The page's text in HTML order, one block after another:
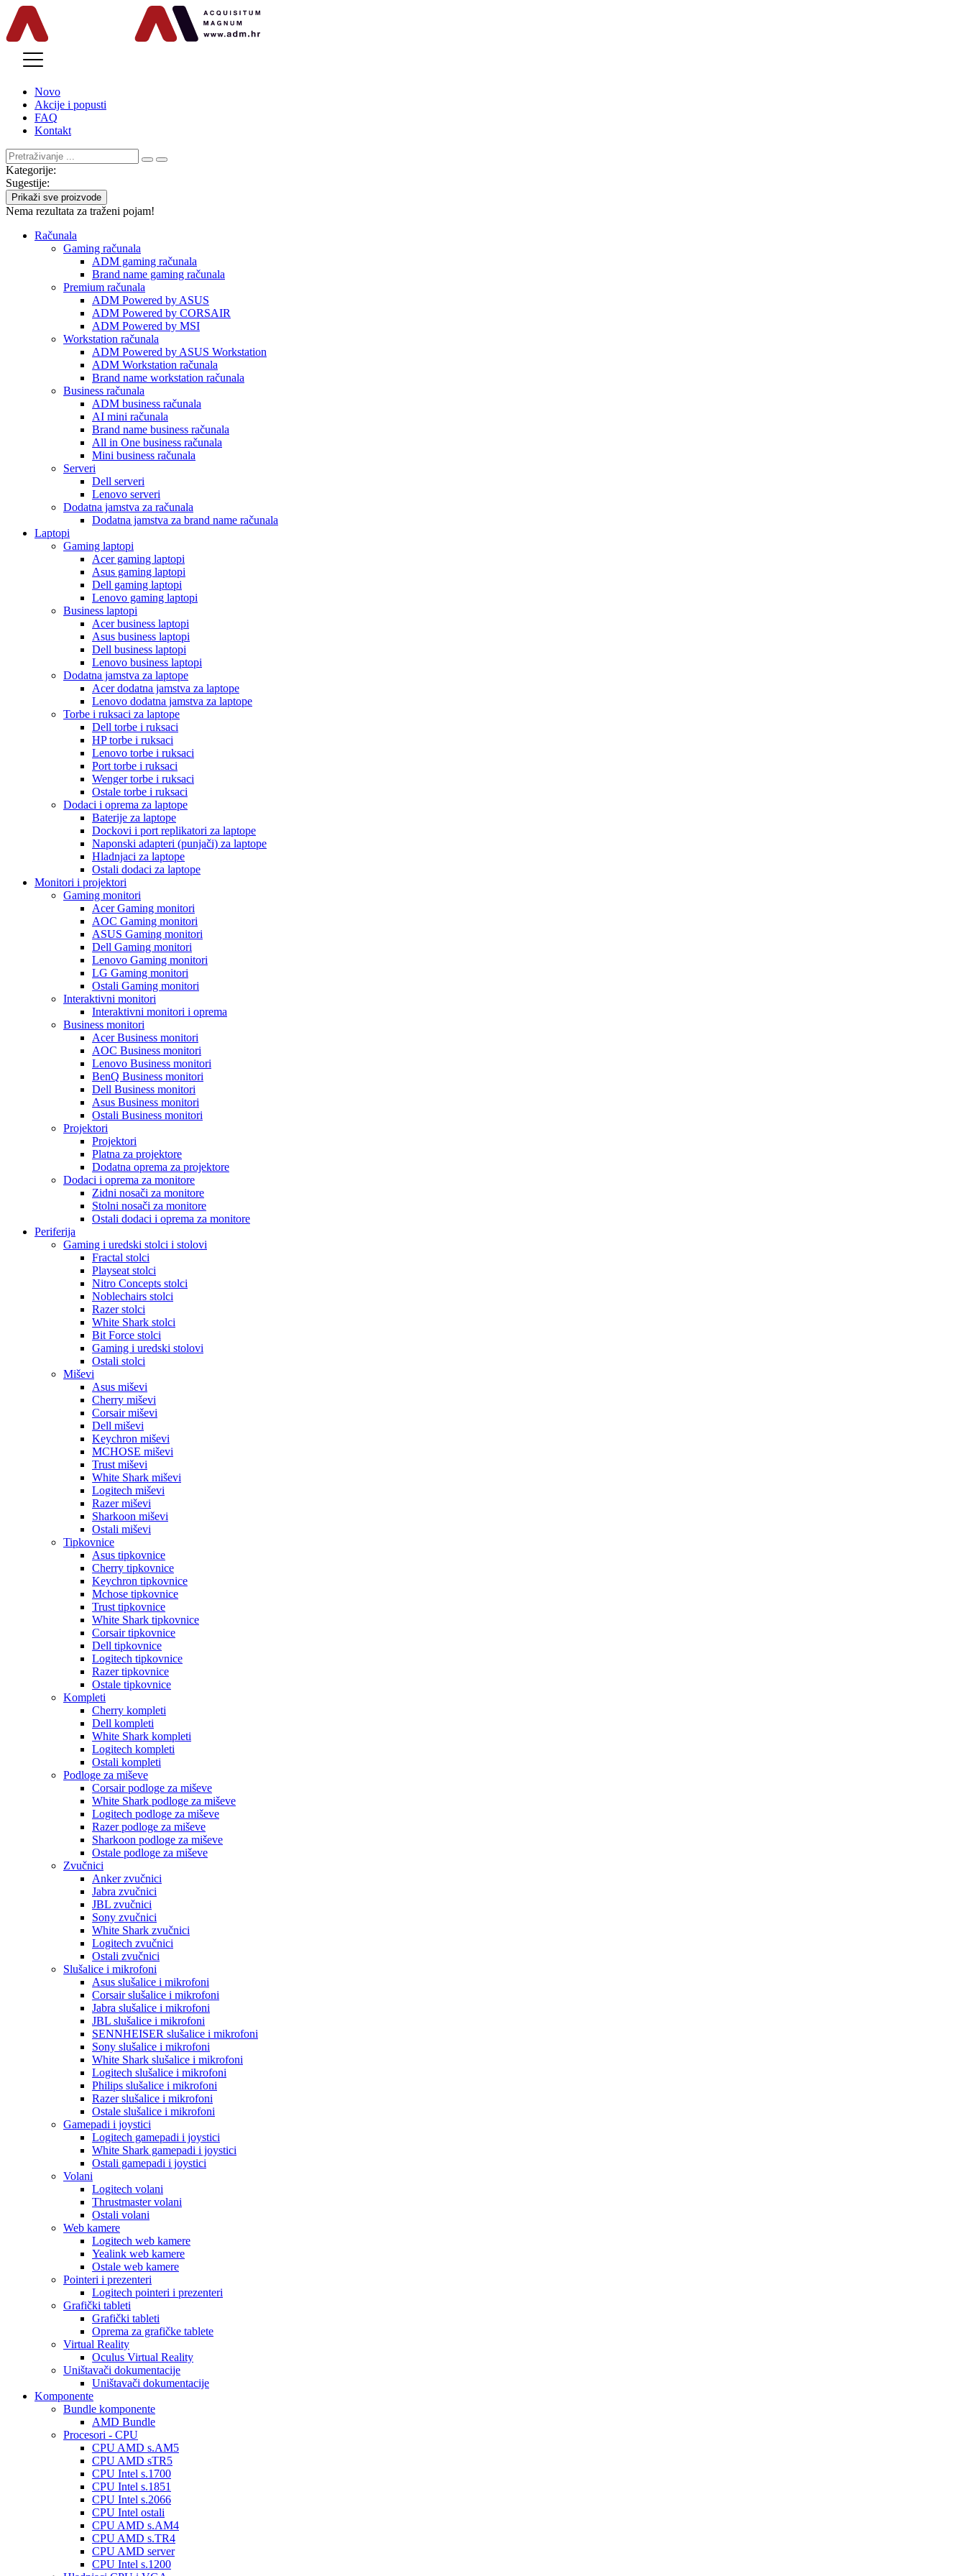
Novo
Akcije i popusti
FAQ
Kontakt
Kategorije:
Sugestije:
Prikaži sve proizvode
Nema rezultata za traženi pojam!
Računala
Gaming računala
ADM gaming računala
Brand name gaming računala
Premium računala
ADM Powered by ASUS
ADM Powered by CORSAIR
ADM Powered by MSI
Workstation računala
ADM Powered by ASUS Workstation
ADM Workstation računala
Brand name workstation računala
Business računala
ADM business računala
AI mini računala
Brand name business računala
All in One business računala
Mini business računala
Serveri
Dell serveri
Lenovo serveri
Dodatna jamstva za računala
Dodatna jamstva za brand name računala
Laptopi
Gaming laptopi
Acer gaming laptopi
Asus gaming laptopi
Dell gaming laptopi
Lenovo gaming laptopi
Business laptopi
Acer business laptopi
Asus business laptopi
Dell business laptopi
Lenovo business laptopi
Dodatna jamstva za laptope
Acer dodatna jamstva za laptope
Lenovo dodatna jamstva za laptope
Torbe i ruksaci za laptope
Dell torbe i ruksaci
HP torbe i ruksaci
Lenovo torbe i ruksaci
Port torbe i ruksaci
Wenger torbe i ruksaci
Ostale torbe i ruksaci
Dodaci i oprema za laptope
Baterije za laptope
Dockovi i port replikatori za laptope
Naponski adapteri (punjači) za laptope
Hladnjaci za laptope
Ostali dodaci za laptope
Monitori i projektori
Gaming monitori
Acer Gaming monitori
AOC Gaming monitori
ASUS Gaming monitori
Dell Gaming monitori
Lenovo Gaming monitori
LG Gaming monitori
Ostali Gaming monitori
Interaktivni monitori
Interaktivni monitori i oprema
Business monitori
Acer Business monitori
AOC Business monitori
Lenovo Business monitori
BenQ Business monitori
Dell Business monitori
Asus Business monitori
Ostali Business monitori
Projektori
Projektori
Platna za projektore
Dodatna oprema za projektore
Dodaci i oprema za monitore
Zidni nosači za monitore
Stolni nosači za monitore
Ostali dodaci i oprema za monitore
Periferija
Gaming i uredski stolci i stolovi
Fractal stolci
Playseat stolci
Nitro Concepts stolci
Noblechairs stolci
Razer stolci
White Shark stolci
Bit Force stolci
Gaming i uredski stolovi
Ostali stolci
Miševi
Asus miševi
Cherry miševi
Corsair miševi
Dell miševi
Keychron miševi
MCHOSE miševi
Trust miševi
White Shark miševi
Logitech miševi
Razer miševi
Sharkoon miševi
Ostali miševi
Tipkovnice
Asus tipkovnice
Cherry tipkovnice
Keychron tipkovnice
Mchose tipkovnice
Trust tipkovnice
White Shark tipkovnice
Corsair tipkovnice
Dell tipkovnice
Logitech tipkovnice
Razer tipkovnice
Ostale tipkovnice
Kompleti
Cherry kompleti
Dell kompleti
White Shark kompleti
Logitech kompleti
Ostali kompleti
Podloge za miševe
Corsair podloge za miševe
White Shark podloge za miševe
Logitech podloge za miševe
Razer podloge za miševe
Sharkoon podloge za miševe
Ostale podloge za miševe
Zvučnici
Anker zvučnici
Jabra zvučnici
JBL zvučnici
Sony zvučnici
White Shark zvučnici
Logitech zvučnici
Ostali zvučnici
Slušalice i mikrofoni
Asus slušalice i mikrofoni
Corsair slušalice i mikrofoni
Jabra slušalice i mikrofoni
JBL slušalice i mikrofoni
SENNHEISER slušalice i mikrofoni
Sony slušalice i mikrofoni
White Shark slušalice i mikrofoni
Logitech slušalice i mikrofoni
Philips slušalice i mikrofoni
Razer slušalice i mikrofoni
Ostale slušalice i mikrofoni
Gamepadi i joystici
Logitech gamepadi i joystici
White Shark gamepadi i joystici
Ostali gamepadi i joystici
Volani
Logitech volani
Thrustmaster volani
Ostali volani
Web kamere
Logitech web kamere
Yealink web kamere
Ostale web kamere
Pointeri i prezenteri
Logitech pointeri i prezenteri
Grafički tableti
Grafički tableti
Oprema za grafičke tablete
Virtual Reality
Oculus Virtual Reality
Uništavači dokumentacije
Uništavači dokumentacije
Komponente
Bundle komponente
AMD Bundle
Procesori - CPU
CPU AMD s.AM5
CPU AMD sTR5
CPU Intel s.1700
CPU Intel s.1851
CPU Intel s.2066
CPU Intel ostali
CPU AMD s.AM4
CPU AMD s.TR4
CPU AMD server
CPU Intel s.1200